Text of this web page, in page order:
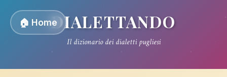
🏠 HomeDIALETTANDO
Il dizionario dei dialetti pugliesi